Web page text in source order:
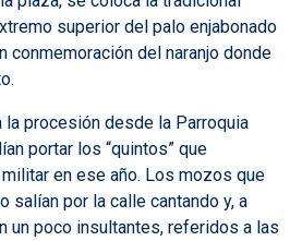
superior del palo enjabonado
conmemoración del naranjo donde
la procesión desde la Parroquia
portar los “quintos” que
en ese año. Los mozos que
salían por la calle cantando y, a
un poco insultantes, referidos a las